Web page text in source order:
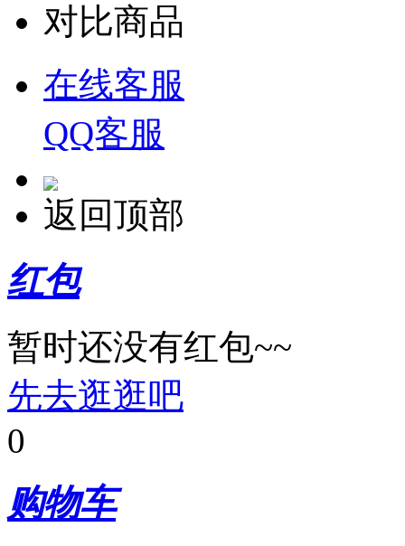
对比商品
在线客服
QQ客服
返回顶部
红包
暂时还没有红包~~
先去逛逛吧
0
购物车